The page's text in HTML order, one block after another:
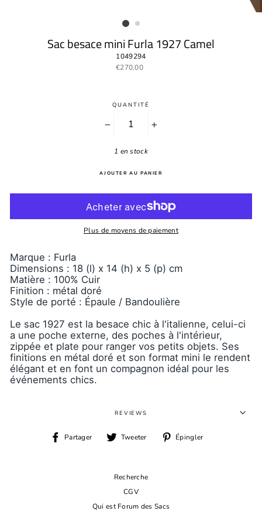
Sac besace mini Furla 1927 Camel
1049294
Prix
€270,00
QUANTITÉ
+
1 en stock
AJOUTER AU PANIER
Plus de moyens de paiement
Marque : Furla
Dimensions : 18 (l) x 14 (h) x 5 (p) cm
Matière : 100% Cuir
Finition : métal doré
Style de porté : Épaule / Bandoulière
Le sac 1927 est la besace chic à l'italienne, celui-ci
a une poche externe, des poches à l'intérieur,
zippée et plate pour ranger vos petits objets. Ses
finitions en métal doré et son format mini le rendent
élégant et en font un compagnon idéal pour les
événements chics.
REVIEWS
Partager
PartagerTweeter
TweeterÉpingler
Recherche
CGV
Qui est Forum des Sacs